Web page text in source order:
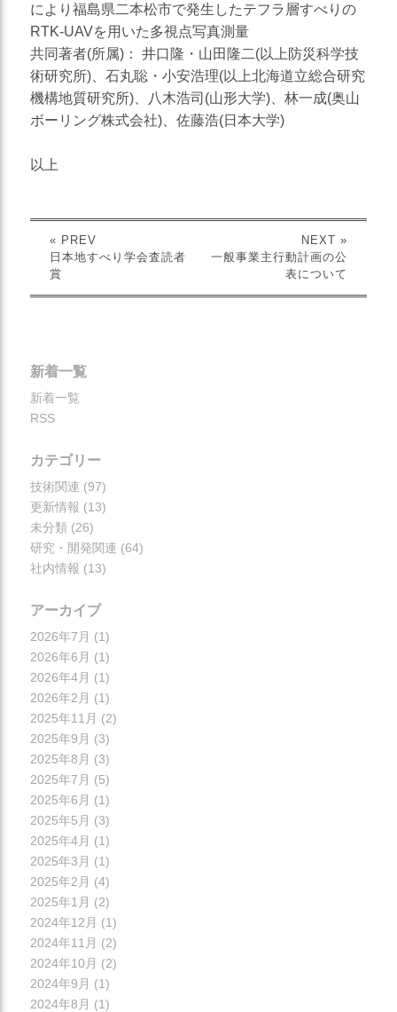
により福島県二本松市で発生したテフラ層すべりの
RTK-UAVを用いた多視点写真測量
共同著者(所属)： 井口隆・山田隆二(以上防災科学技
術研究所)、石丸聡・小安浩理(以上北海道立総合研究
機構地質研究所)、八木浩司(山形大学)、林一成(奥山
ボーリング株式会社)、佐藤浩(日本大学)
以上
« PREV
日本地すべり学会査読者
賞
NEXT »
一般事業主行動計画の公
表について
新着一覧
新着一覧
RSS
カテゴリー
技術関連 (97)
更新情報 (13)
未分類 (26)
研究・開発関連 (64)
社内情報 (13)
アーカイブ
2026年7月 (1)
2026年6月 (1)
2026年4月 (1)
2026年2月 (1)
2025年11月 (2)
2025年9月 (3)
2025年8月 (3)
2025年7月 (5)
2025年6月 (1)
2025年5月 (3)
2025年4月 (1)
2025年3月 (1)
2025年2月 (4)
2025年1月 (2)
2024年12月 (1)
2024年11月 (2)
2024年10月 (2)
2024年9月 (1)
2024年8月 (1)